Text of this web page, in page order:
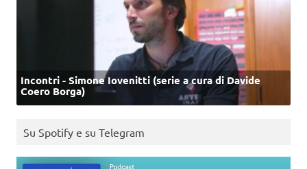
Incontri - Simone Iovenitti (serie a cura di Davide
Coero Borga)
Su Spotify e su Telegram